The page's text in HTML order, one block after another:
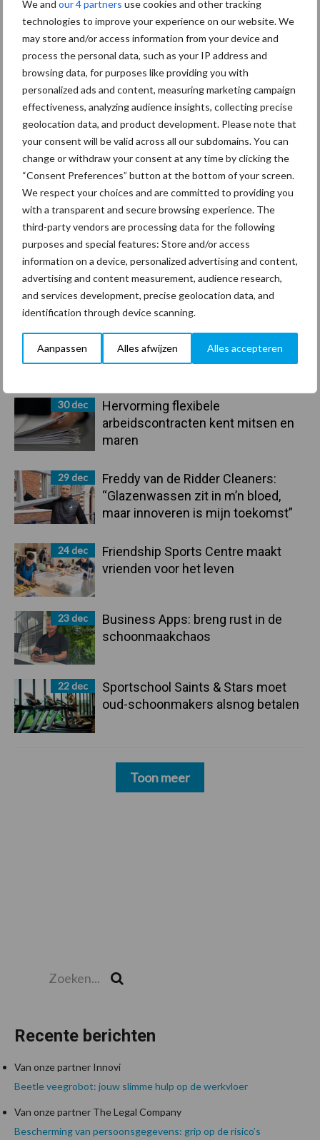
We and our 4 partners use cookies and other tracking
technologies to improve your experience on our website. We
may store and/or access information from your device and
process the personal data, such as your IP address and
browsing data, for purposes like providing you with
personalized ads and content, measuring marketing campaign
effectiveness, analyzing audience insights, collecting precise
geolocation data, and product development. Please note that
your consent will be valid across all our subdomains. You can
change or withdraw your consent at any time by clicking the
“Consent Preferences” button at the bottom of your screen.
We respect your choices and are committed to providing you
with a transparent and secure browsing experience. The
third-party vendors are processing data for the following
purposes and special features: Store and/or access
information on a device, personalized advertising and content,
advertising and content measurement, audience research,
and services development, precise geolocation data, and
identification through device scanning.
Aanpassen Alles afwijzen Alles accepteren
Primaire
Recent nieuws Partner nieuws
30 dec
Hervorming flexibele
arbeidscontracten kent mitsen en
maren
29 dec
Freddy van de Ridder Cleaners:
“Glazenwassen zit in m’n bloed,
maar innoveren is mijn toekomst”
24 dec
Friendship Sports Centre maakt
vrienden voor het leven
23 dec
Business Apps: breng rust in de
schoonmaakchaos
22 dec
Sportschool Saints & Stars moet
oud-schoonmakers alsnog betalen
Toon meer
Recente berichten
Van onze partner Innovi
Beetle veegrobot: jouw slimme hulp op de werkvloer
Van onze partner The Legal Company
Bescherming van persoonsgegevens: grip op de risico’s
Hervorming flexibele
arbeidscontracten kent
mitsen en maren
Thema's Vakpartners
Coronavirus UVC
Toon meer